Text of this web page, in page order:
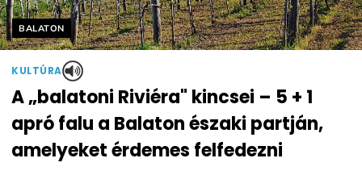
Helyszín címkék:
BALATON
KULTÚRA
A „balatoni Riviéra" kincsei – 5 + 1
apró falu a Balaton északi partján,
amelyeket érdemes felfedezni